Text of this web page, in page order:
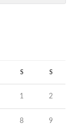
S S
1 2
8 9